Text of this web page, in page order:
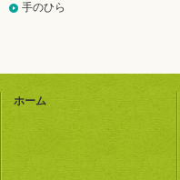
手のひら
ホーム